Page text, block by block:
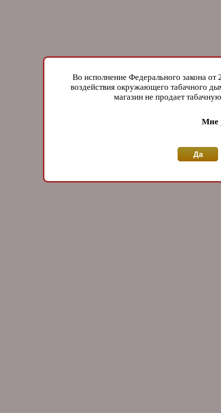
Во исполнение Федерального закона
воздействия окружающего табачного
магазин не продает
Мне
Да